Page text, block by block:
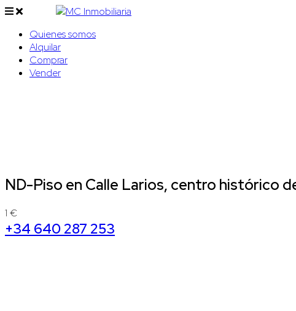
Quienes somos
Alquilar
Comprar
Vender
ND-Piso en Calle Larios, centro histórico
1 €
+34 640 287 253